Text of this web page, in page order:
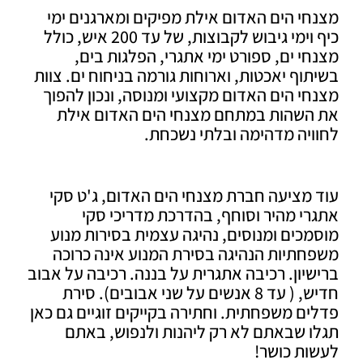
הים האדום אילת מפיקים ומארגנים ימי
כיף וימי גיבוש לקבוצות, של עד 200 איש, כולל
ים, ספורט ימי אתגרי, הפלגות בים,
יאכטות, וארוחות גורמה בניחוח ים. צוות
הים האדום מקצועי ומנוסה, ונכון להפוך
במתחם מצנחי הים האדום אילת
מדהימה ובלתי נשכחת.
מציעה חברת מצנחי הים האדום, ג'ט סקי
מהיר וסוחף, בהדרכת מדריכי סקי
ומנוסים, נהיגה עצמית בסירות מנוע
הנהיגה בסירת המנוע אינה כרוכה
רכיבה אתגרית על בננה. רכיבה על אבוב
חדיש, ( עד 8 אנשים על שני אבובים). סירת
משפחתית. וחתירה בקייקים זוגיים גם כאן
שבאתם לא רק ליהנות ולנפוש, באתם
כושר!